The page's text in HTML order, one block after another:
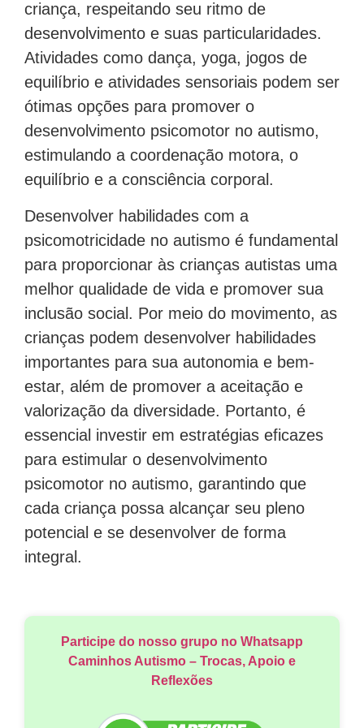
criança, respeitando seu ritmo de
desenvolvimento e suas particularidades.
Atividades como dança, yoga, jogos de
equilíbrio e atividades sensoriais podem ser
ótimas opções para promover o
desenvolvimento psicomotor no autismo,
estimulando a coordenação motora, o
equilíbrio e a consciência corporal.
Desenvolver habilidades com a
psicomotricidade no autismo é fundamental
para proporcionar às crianças autistas uma
melhor qualidade de vida e promover sua
inclusão social. Por meio do movimento, as
crianças podem desenvolver habilidades
importantes para sua autonomia e bem-
estar, além de promover a aceitação e
valorização da diversidade. Portanto, é
essencial investir em estratégias eficazes
para estimular o desenvolvimento
psicomotor no autismo, garantindo que
cada criança possa alcançar seu pleno
potencial e se desenvolver de forma
integral.
Participe do nosso grupo no Whatsapp
Caminhos Autismo – Trocas, Apoio e
Reflexões